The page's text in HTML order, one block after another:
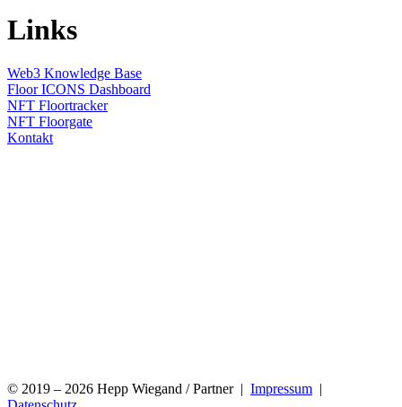
Links
Web3 Knowledge Base
Floor ICONS Dashboard
NFT Floortracker
NFT Floorgate
Kontakt
© 2019 – 2026 Hepp Wiegand / Partner | Impressum |